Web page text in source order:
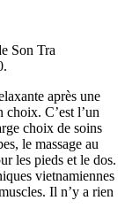
Son Tra
après une
choix. C’est l’un
choix de soins
le massage au
les pieds et le dos.
vietnamiennes
Il n’y a rien